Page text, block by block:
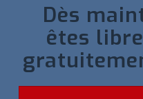
Dès
êtes